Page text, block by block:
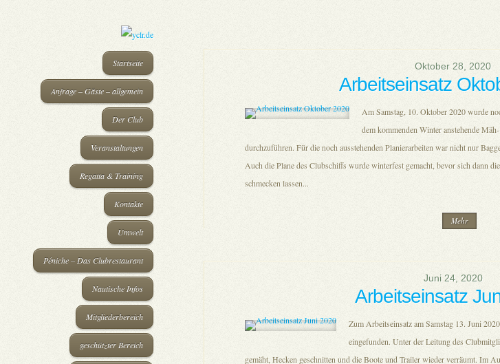
Startseite
Anfrage – Gäste – allgemein
Der Club
Veranstaltungen
Regatta & Training
Kontakte
Umwelt
Péniche – Das Clubrestaurant
Nautische Infos
Mitgliederbereich
geschützter Bereich
Oktober 28, 2020
Arbeitseinsatz
Am Samstag, 10. Oktober 2020 wurde
dem kommenden Winter anstehende
durchzuführen. Für die noch ausstehenden Planierarbeiten war nicht nur
Auch die Plane des Clubschiffs wurde winterfest gemacht, bevor sich dann
schmecken lassen...
Mehr
Juni 24, 2020
Arbeitseinsatz
Zum Arbeitseinsatz am Samstag 13. Juni
eingefunden. Unter der Leitung des
gemäht, Hecken geschnitten und die Boote und Trailer wieder verräumt. Im